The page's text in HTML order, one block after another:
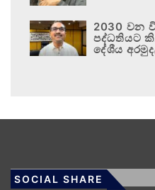
2030 වන
පද්ධතියට
දේශීය
SOCIAL SHARE